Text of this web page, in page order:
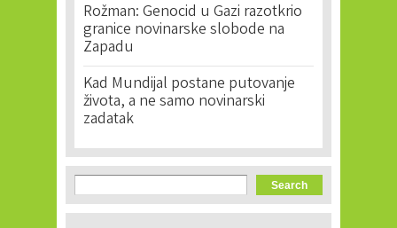
Rožman: Genocid u Gazi razotkrio
granice novinarske slobode na
Zapadu
Kad Mundijal postane putovanje
života, a ne samo novinarski
zadatak
Search form
Search